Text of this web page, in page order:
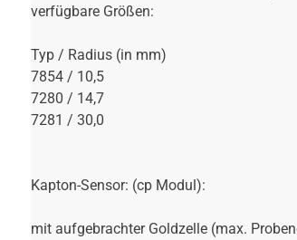
verfügbare Größen:
Typ / Radius (in mm)
7854 / 10,5
7280 / 14,7
7281 / 30,0
Kapton-Sensor: (cp Modul):
mit aufgebrachter Goldzelle (max.